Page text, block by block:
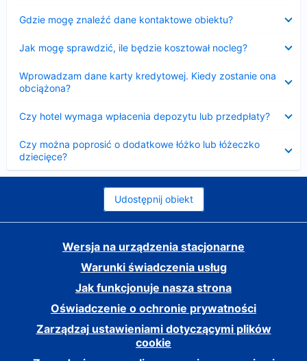
Gdzie mogę znaleźć dane kontaktowe obiektu?
Jak mogę sprawdzić, ile będzie kosztował nocleg?
Wprowadzam dane karty kredytowej. Kiedy zostanie ona
obciążona?
Czy hotel wymaga wpłacenia depozytu lub przedpłaty?
Czy można poprosić o dodatkowe łóżko lub łóżeczko
dziecięce?
Udostępnij obiekt
Wersja na urządzenia stacjonarne
Warunki świadczenia usług
Jak funkcjonuje nasza strona
Oświadczenie o ochronie prywatności
Zarządzaj ustawieniami dotyczącymi plików
cookie